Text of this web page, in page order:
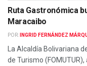
Ruta Gastronómica
Maracaibo
POR: INGRID FERNÁNDEZ
La Alcaldía Bolivariana
de Turismo